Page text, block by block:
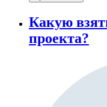
Какую
проекта?